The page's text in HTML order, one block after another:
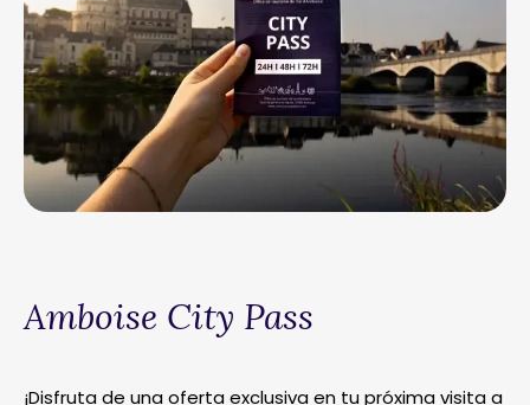
Amboise City Pass
¡Disfruta de una oferta exclusiva en tu próxima visita a